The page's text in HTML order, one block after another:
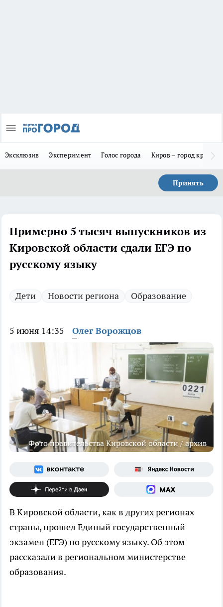
Эксклюзив Эксперимент Голос города Киров – город
Принять
Примерно 5 тысяч выпускников из
Кировской области сдали ЕГЭ по
русскому языку
Дети Новости региона Образование
5 июня 14:35 Олег Ворожцов
Фото правительства Кировской области / архив
В Кировской области, как в других регионах
страны, прошел Единый государственный
экзамен (ЕГЭ) по русскому языку. Об этом
рассказали в региональном министерстве
образования.